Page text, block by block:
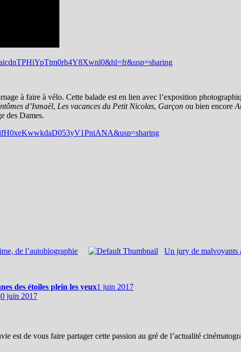
à faire à vélo. Cette balade est en lien avec l’exposition
d’Ismaël, Les vacances du Petit Nicolas, Garçon ou bien encore
des Dames.
de l’autobiographie
Un jury de malvoyants
des étoiles plein les yeux1 juin 2017
juin 2017
est de vous faire partager cette passion au gré de l’actualité